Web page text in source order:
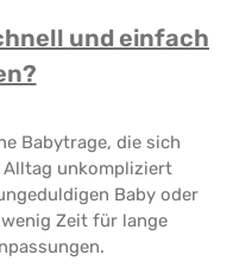
und einfach
Babytrage, die sich
unkompliziert
Baby oder
Zeit für lange